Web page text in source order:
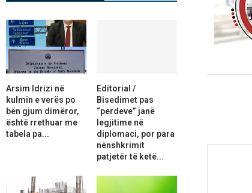
Arsim Idrizi në
kulmin e verës po
bën gjum dimëror,
është rrethuar me
tabela pa...
Editorial /
Bisedimet pas
“perdeve” janë
legjitime në
diplomaci, por para
nënshkrimit
patjetër të ketë...